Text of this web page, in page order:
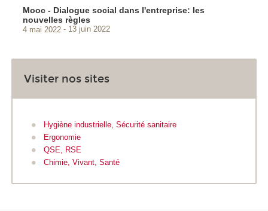
Mooc - Dialogue social dans l'entreprise: les
nouvelles règles
4 mai 2022 13 juin 2022
Visiter nos sites
Hygiène industrielle, Sécurité sanitaire
Ergonomie
QSE, RSE
Chimie, Vivant, Santé